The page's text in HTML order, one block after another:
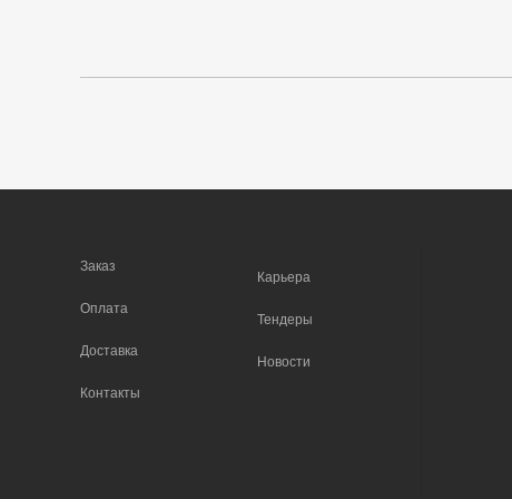
Заказ
Оплата
Доставка
Контакты
Карьера
Тендеры
Новости